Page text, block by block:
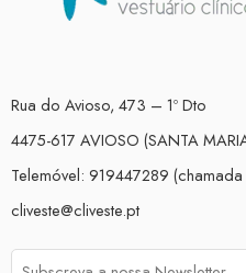
Rua do Avioso, 473 – 1º Dto
4475-617 AVIOSO (SANTA
Telemóvel: 919447289
cliveste@cliveste.pt